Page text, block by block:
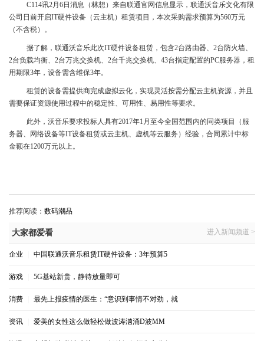
C114讯2月6日消息（林想）来自联通官网信息显示，联通沃音乐文化有限
公司日前开启IT硬件设备（云主机）租赁项目，本次采购需求预算为560万元
（不含税）。
据了解，联通沃音乐此次IT硬件设备租赁，包含2台路由器、2台防火墙、
2台负载均衡、2台万兆交换机、2台千兆交换机、43台指定配置的PC服务器，租
用期限3年，设备需含维保3年。
租赁的设备需提供商完成虚拟云化，实现灵活按需分配云主机资源，并且
需要保证资源使用过程中的稳定性、可用性、易用性等要求。
此外，沃音乐要求投标人具有2017年1月至今全国范围内的同类项目（服
务器、网络设备等IT设备租赁或云主机、虚机等云服务）经验，合同累计中标
金额在1200万元以上。
推荐阅读： 数码潮品
大家都爱看 进入新闻频道 >
企业 中国联通沃音乐租赁IT硬件设备：3年预算5
游戏 5G基站新贵，静待放量即可
消费 最先上报疫情的医生：“意识到事情不对劲，就
资讯 爱美的女性这么做轻松做波涛汹涌D波MM